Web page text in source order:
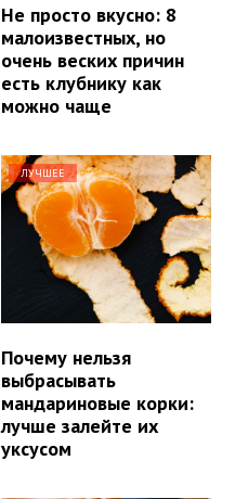
Не просто вкусно: 8
малоизвестных, но
очень веских причин
есть клубнику как
можно чаще
ЛУЧШЕЕ
Почему нельзя
выбрасывать
мандариновые корки:
лучше залейте их
уксусом